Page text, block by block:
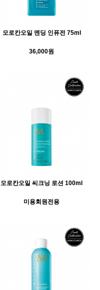
모로칸오일 멘딩 인퓨전 75ml
36,000원
모로칸오일 씨크닝 로션 100ml
미용회원전용